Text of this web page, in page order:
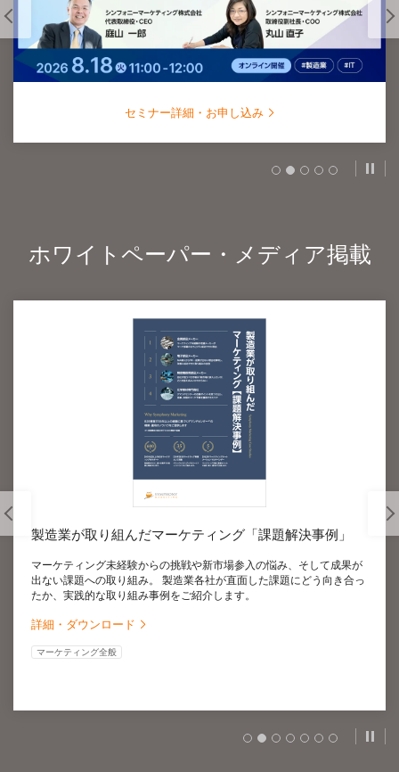
セミナー詳細・お申し込み
ホワイトペーパー・メディア掲載
製造業が取り組んだマーケティング「課題解決事例」
マーケティング未経験からの挑戦や新市場参入の悩み、そして成果が
出ない課題への取り組み。 製造業各社が直面した課題にどう向き合っ
たか、実践的な取り組み事例をご紹介します。
詳細・ダウンロード
マーケティング全般